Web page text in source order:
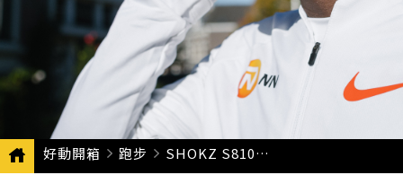
好動開箱 跑步 CURRENT: SHOKZ S810 最新基普喬格聯名款耳機 突破你的跑步極限